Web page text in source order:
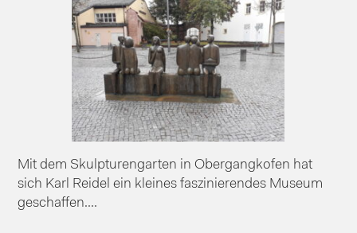
Mit dem Skulpturengarten in Obergangkofen hat
sich Karl Reidel ein kleines faszinierendes Museum
geschaffen....